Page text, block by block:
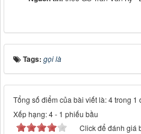
Tags: gọi là
Tổng số điểm của bài viết là: 4 trong 1
Xếp hạng:4- 1 phiếu bầu
Click để đánh giá